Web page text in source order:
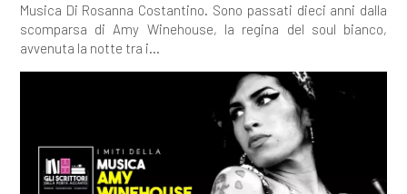
Musica Di Rosanna Costantino. Sono passati dieci anni dalla
scomparsa di Amy Winehouse, la regina del soul bianco,
avvenuta la notte tra i...